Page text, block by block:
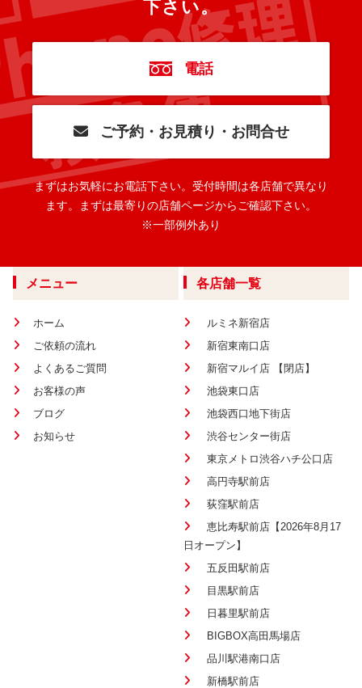
下さい。
電話
ご予約・お見積り・お問合せ
まずはお気軽にお電話下さい。 受付時間は各店舗で異なり
ます。
まずは最寄りの店舗ページからご確認下さい。
※一部例外あり
メニュー
ホーム
ご依頼の流れ
よくあるご質問
お客様の声
ブログ
お知らせ
各店舗一覧
ルミネ新宿店
新宿東南口店
新宿マルイ店 【閉店】
池袋東口店
池袋西口地下街店
渋谷センター街店
東京メトロ渋谷ハチ公口店
高円寺駅前店
荻窪駅前店
恵比寿駅前店【2026年8月17
日オープン】
五反田駅前店
目黒駅前店
日暮里駅前店
BIGBOX高田馬場店
品川駅港南口店
新橋駅前店